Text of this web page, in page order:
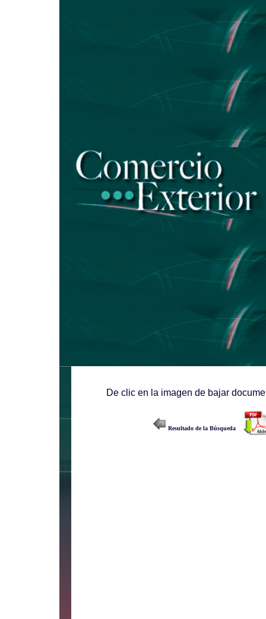
De clic en la imagen de bajar
Resultado de la Búsqueda